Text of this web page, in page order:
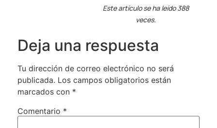
Este artículo se ha leído 388
veces.
Deja una respuesta
Tu dirección de correo electrónico no será
publicada. Los campos obligatorios están
marcados con *
Comentario *